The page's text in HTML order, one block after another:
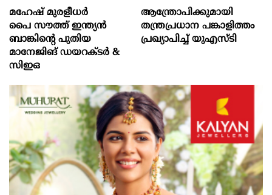
മഹേഷ് മുരളീധർ
പൈ സൗത്ത് ഇന്ത്യൻ
ബാങ്കിന്റെ പുതിയ
മാനേജിങ് ഡയറക്ടർ &
സിഇഒ
ആന്ത്രോപിക്കുമായി
തന്ത്രപ്രധാന പങ്കാളിത്തം
പ്രഖ്യാപിച്ച് യു‌എസ്‌ടി